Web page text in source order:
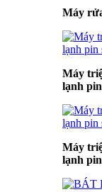
Máy
Máy
lạnh
Máy
lạnh